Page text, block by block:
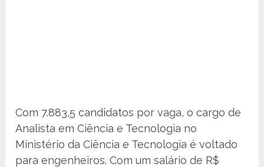
Com 7.883,5 candidatos por vaga, o cargo de
Analista em Ciência e Tecnologia no
Ministério da Ciência e Tecnologia é voltado
para engenheiros. Com um salário de R$